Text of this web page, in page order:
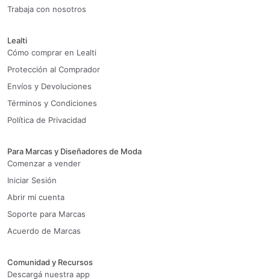
Trabaja con nosotros
Lealti
Cómo comprar en Lealti
Protección al Comprador
Envíos y Devoluciones
Términos y Condiciones
Política de Privacidad
Para Marcas y Diseñadores de Moda
Comenzar a vender
Iniciar Sesión
Abrir mi cuenta
Soporte para Marcas
Acuerdo de Marcas
Comunidad y Recursos
Descargá nuestra app